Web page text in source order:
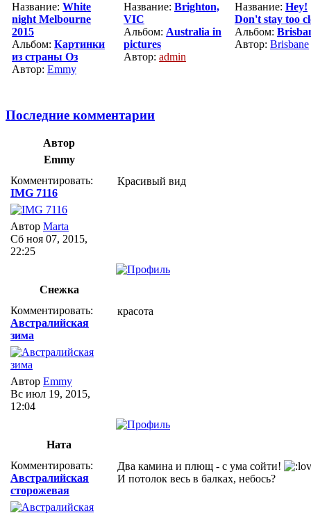
Название: White
night Melbourne
2015
Альбом: Картинки
из страны Оз
Автор: Emmy
Название: Brighton,
VIC
Альбом: Australia in
pictures
Автор: admin
Название: Hey!
Don't stay too
Альбом:
Автор: Brisbane
Последние комментарии
Автор
Emmy
Комментировать:
IMG 7116
Автор Marta
Сб ноя 07, 2015,
22:25
Красивый вид
Снежка
Комментировать:
Австралийская
зима
Автор Emmy
Вс июл 19, 2015,
12:04
красота
Ната
Комментировать:
Австралийская
сторожевая
Два камина и плющ - с ума сойти!
И потолок весь в балках, небось?